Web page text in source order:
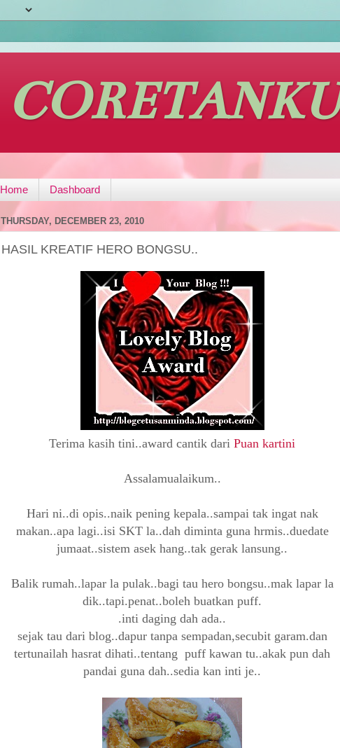
Home Dashboard
THURSDAY, DECEMBER 23, 2010
HASIL KREATIF HERO BONGSU..
Terima kasih tini..award cantik dari Puan kartini
Assalamualaikum..
Hari ni..di opis..naik pening kepala..sampai tak ingat nak
makan..apa lagi..isi SKT la..dah diminta guna hrmis..duedate
jumaat..sistem asek hang..tak gerak lansung..
Balik rumah..lapar la pulak..bagi tau hero bongsu..mak lapar la
dik..tapi.penat..boleh buatkan puff.
.inti daging dah ada..
sejak tau dari blog..dapur tanpa sempadan,secubit garam.dan
tertunailah hasrat dihati..tentang puff kawan tu..akak pun dah
pandai guna dah..sedia kan inti je..